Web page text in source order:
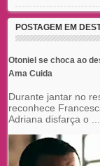
POSTAGEM EM
Otoniel se choca ao
Ama Cuida
Durante jantar no
reconhece
Adriana disfarça o ...